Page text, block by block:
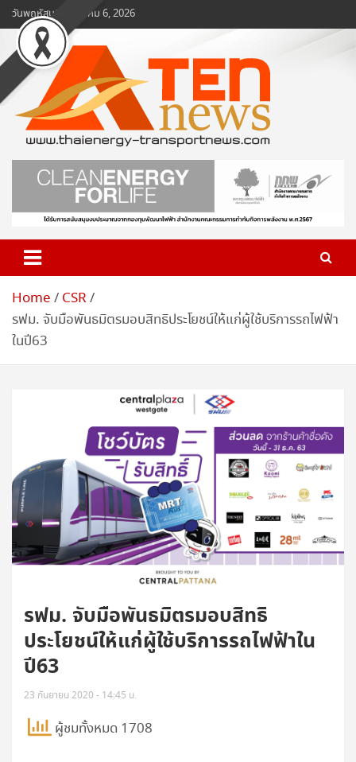
Skip
to
content
วันพฤหัสบดี, สิงหาคม 6, 2026
www.ten-news.com
ข่าวพลังงานและคมนาคม
Home
CSR
รฟม. จับมือพันธมิตรมอบสิทธิประโยชน์ให้แก่ผู้ใช้บริการรถไฟฟ้า
ในปี63
รฟม. จับมือพันธมิตรมอบสิทธิ
ประโยชน์ให้แก่ผู้ใช้บริการรถไฟฟ้าใน
ปี63
23 กันยายน 2020 - 14:45 น.
ผู้ชมทั้งหมด 1708